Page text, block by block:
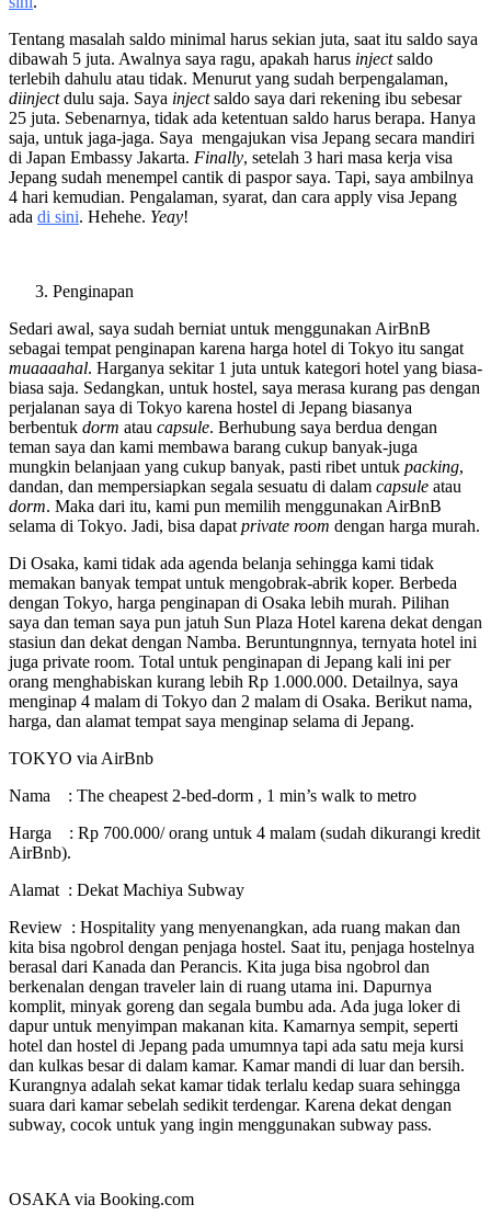
Tentang masalah saldo minimal harus sekian juta, saat itu saldo saya
dibawah 5 juta. Awalnya saya ragu, apakah harus injectsaldo
terlebih dahulu atau tidak. Menurut yang sudah berpengalaman,
diinjectdulu saja. Saya injectsaldo saya dari rekening ibu sebesar
25 juta. Sebenarnya, tidak ada ketentuan saldo harus berapa. Hanya
saja, untuk jaga-jaga. Saya mengajukan visa Jepang secara mandiri
di Japan Embassy Jakarta. Finally, setelah 3 hari masa kerja visa
Jepang sudah menempel cantik di paspor saya. Tapi, saya ambilnya
4 hari kemudian. Pengalaman, syarat, dan cara apply visa Jepang
ada di sini. Hehehe. Yeay!
Penginapan
Sedari awal, saya sudah berniat untuk menggunakan AirBnB
sebagai tempat penginapan karena harga hotel di Tokyo itu sangat
muaaaahal. Harganya sekitar 1 juta untuk kategori hotel yang biasa-
biasa saja. Sedangkan, untuk hostel, saya merasa kurang pas dengan
perjalanan saya di Tokyo karena hostel di Jepang biasanya
berbentuk dorm atau capsule. Berhubung saya berdua dengan
teman saya dan kami membawa barang cukup banyak-juga
mungkin belanjaan yang cukup banyak, pasti ribet untuk packing,
dandan, dan mempersiapkan segala sesuatu di dalam capsule atau
dorm. Maka dari itu, kami pun memilih menggunakan AirBnB
selama di Tokyo. Jadi, bisa dapat private room dengan harga murah.
Di Osaka, kami tidak ada agenda belanja sehingga kami tidak
memakan banyak tempat untuk mengobrak-abrik koper. Berbeda
dengan Tokyo, harga penginapan di Osaka lebih murah. Pilihan
saya dan teman saya pun jatuh Sun Plaza Hotel karena dekat dengan
stasiun dan dekat dengan Namba. Beruntungnnya, ternyata hotel ini
juga private room. Total untuk penginapan di Jepang kali ini per
orang menghabiskan kurang lebih Rp 1.000.000. Detailnya, saya
menginap 4 malam di Tokyo dan 2 malam di Osaka. Berikut nama,
harga, dan alamat tempat saya menginap selama di Jepang.
TOKYO via AirBnb
Nama : The cheapest 2-bed-dorm , 1 min’s walk to metro
Harga : Rp 700.000/ orang untuk 4 malam (sudah dikurangi kredit
AirBnb).
Alamat : Dekat Machiya Subway
Review : Hospitality yang menyenangkan, ada ruang makan dan
kita bisa ngobrol dengan penjaga hostel. Saat itu, penjaga hostelnya
berasal dari Kanada dan Perancis. Kita juga bisa ngobrol dan
berkenalan dengan traveler lain di ruang utama ini. Dapurnya
komplit, minyak goreng dan segala bumbu ada. Ada juga loker di
dapur untuk menyimpan makanan kita. Kamarnya sempit, seperti
hotel dan hostel di Jepang pada umumnya tapi ada satu meja kursi
dan kulkas besar di dalam kamar. Kamar mandi di luar dan bersih.
Kurangnya adalah sekat kamar tidak terlalu kedap suara sehingga
suara dari kamar sebelah sedikit terdengar. Karena dekat dengan
subway, cocok untuk yang ingin menggunakan subway pass.
OSAKA via Booking.com